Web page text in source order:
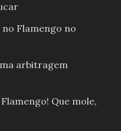
Flamengo no
arbitragem
Que mole,